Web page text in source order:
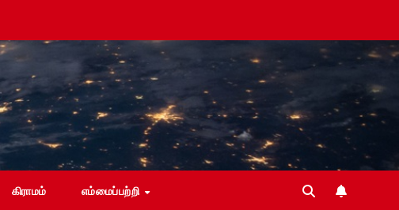
கிராமம் எம்மைப்பற்றி